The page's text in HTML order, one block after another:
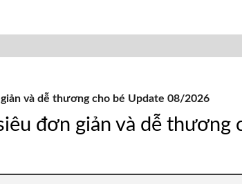
và dễ thương cho bé Update 08/2026
đơn giản và dễ thương